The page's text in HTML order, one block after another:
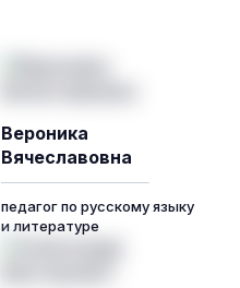
Вероника
Вячеславовна
педагог по русскому языку
и литературе